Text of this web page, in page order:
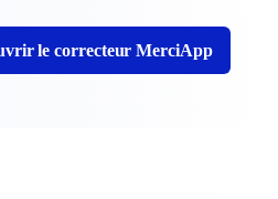
le correcteur MerciApp